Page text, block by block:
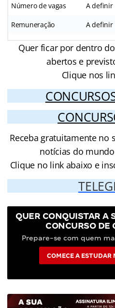
Número de vagas A definir
Remuneração A definir
Quer ficar por dentro
abertos e
Clique nos
Receba gratuitamente no
notícias do
Clique no link abaixo e
QUER CONQUISTAR A
CONCURSO DE
Prepare-se com quem
COMECE A ESTUDAR